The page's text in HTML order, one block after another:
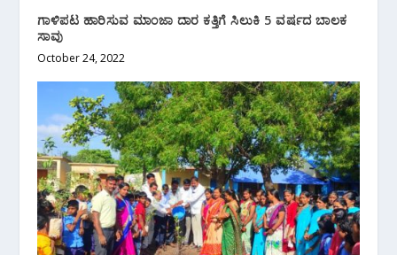
ಗಾಳಿಪಟ ಹಾರಿಸುವ ಮಾಂಜಾ ದಾರ ಕತ್ತಿಗೆ ಸಿಲುಕಿ 5 ವರ್ಷದ ಬಾಲಕ
ಸಾವು
October 24, 2022